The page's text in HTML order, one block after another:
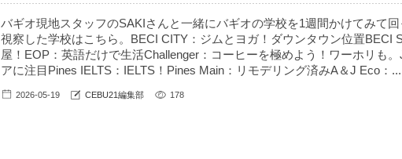
バギオ現地スタッフのSAKIさんと一緒にバギオの学校を1週間かけてみて
視察した学校はこちら。BECI CITY：ジムとヨガ！ダウンタウン位置BECI
屋！EOP：英語だけで生活Challenger：コーヒーを極めよう！ワーホリも
アに注目Pines IELTS：IELTS！Pines Main：リモデリング済みA＆J Eco：...
2026-05-19 CEBU21編集部 178